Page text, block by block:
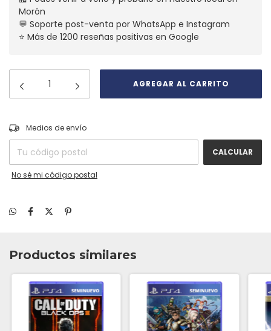
Morón
💬 Soporte post-venta por WhatsApp e Instagram
⭐ Más de 1200 reseñas positivas en Google
Entregas para el CP:
Medios de envío
CALCULAR
No sé mi código postal
Productos similares